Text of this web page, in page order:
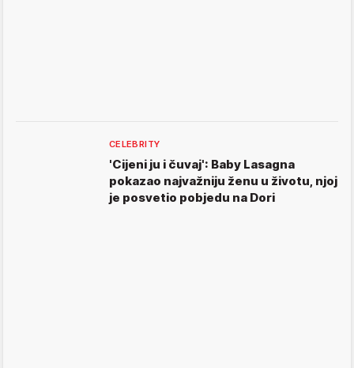
CELEBRITY
'Cijeni ju i čuvaj': Baby Lasagna
pokazao najvažniju ženu u životu, njoj
je posvetio pobjedu na Dori